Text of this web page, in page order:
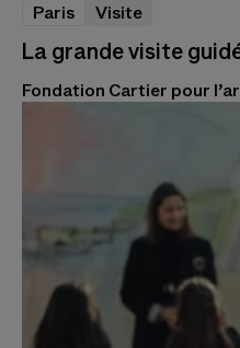
La grande visite
Paris Visite
Fondation Cartier pour